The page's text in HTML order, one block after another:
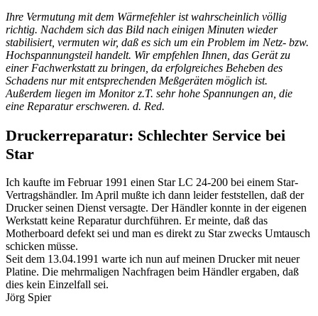
Ihre Vermutung mit dem Wärmefehler ist wahrscheinlich völlig
richtig. Nachdem sich das Bild nach einigen Minuten wieder
stabilisiert, vermuten wir, daß es sich um ein Problem im Netz- bzw.
Hochspannungsteil handelt. Wir empfehlen Ihnen, das Gerät zu
einer Fachwerkstatt zu bringen, da erfolgreiches Beheben des
Schadens nur mit entsprechenden Meßgeräten möglich ist.
Außerdem liegen im Monitor z.T. sehr hohe Spannungen an, die
eine Reparatur erschweren. d. Red.
Druckerreparatur: Schlechter Service bei
Star
Ich kaufte im Februar 1991 einen Star LC 24-200 bei einem Star-
Vertragshändler. Im April mußte ich dann leider feststellen, daß der
Drucker seinen Dienst versagte. Der Händler konnte in der eigenen
Werkstatt keine Reparatur durchführen. Er meinte, daß das
Motherboard defekt sei und man es direkt zu Star zwecks Umtausch
schicken müsse.
Seit dem 13.04.1991 warte ich nun auf meinen Drucker mit neuer
Platine. Die mehrmaligen Nachfragen beim Händler ergaben, daß
dies kein Einzelfall sei.
Jörg Spier